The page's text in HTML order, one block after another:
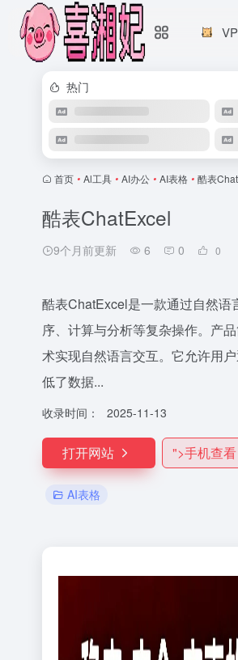
热门
首页 • Al工具 • AI办公 • AI表格 • 酷表
酷表ChatExcel
9个月前更新 6 0 0
酷表ChatExcel是一款通过自然
序、计算与分析等复杂操作。产
术实现自然语言交互。它允许用
低了数据...
收录时间： 2025-11-13
打开网站 ">手机查看
AI表格